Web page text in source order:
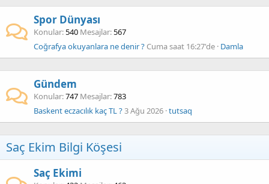
Spor Dünyası
Konular 540 Mesajlar 567
Coğrafya okuyanlara ne denir ? Cuma saat 16:27'de Damla
Gündem
Konular 747 Mesajlar 783
Baskent eczacılık kaç TL ?3 Ağu 2026 tutsaq
Saç Ekim Bilgi Köşesi
Saç Ekimi